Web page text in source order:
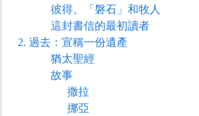
彼得、「磐石」和牧人
這封書信的最初讀者
2. 過去：宣稱一份遺產
猶太聖經
故事
撒拉
挪亞